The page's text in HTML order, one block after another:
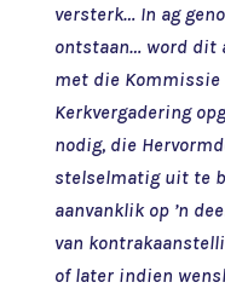
versterk… In ag
ontstaan… word dit
met die Kommissie
Kerkvergadering
nodig, die
stelselmatig uit te
aanvanklik op ’n
van
of later indien